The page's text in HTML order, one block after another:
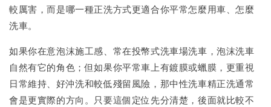
較厲害，而是哪一種正洗方式更適合你平常怎麼用車、怎麼
洗車。
如果你在意泡沫施工感、常在投幣式洗車場洗車，泡沫洗車
自然有它的角色；但如果你平常車上有鍍膜或蠟膜，更重視
日常維持、好沖洗和較低殘留風險，那中性洗車精正洗通常
會是更實際的方向。只要這個定位先分清楚，後面就比較不